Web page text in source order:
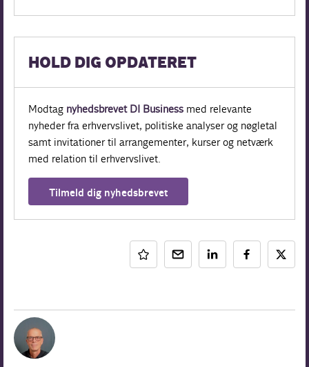
HOLD DIG OPDATERET
Modtag nyhedsbrevet DI Business med relevante
nyheder fra erhvervslivet, politiske analyser og nøgletal
samt invitationer til arrangementer, kurser og netværk
med relation til erhvervslivet.
Tilmeld dig nyhedsbrevet